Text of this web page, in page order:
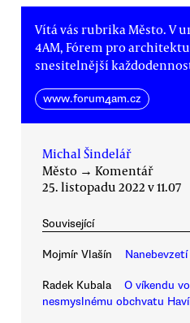
Vítá vás rubrika Město. V
4AM, Fórem pro
snesitelnější
www.forum4am.cz
Michal Šindelář
Město → Komentář
25. listopadu 2022 v 11.07
Související
Mojmír Vlašín
Radek Kubala
O víkendu
nesmyslnému obchvatu